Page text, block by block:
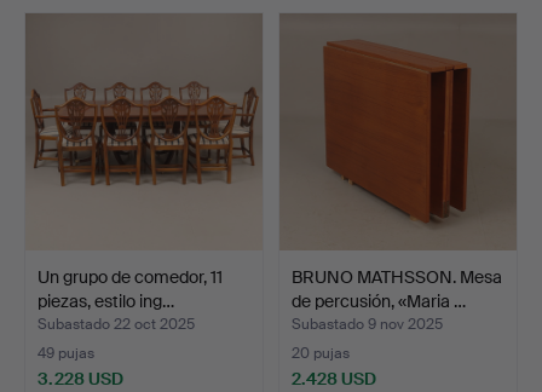
Norrköping
Un grupo de comedor, 11
piezas, estilo ing…
Subastado 22 oct 2025
49 pujas
3.228 USD
BRUNO MATHSSON. Mesa
de percusión, «Maria …
Subastado 9 nov 2025
20 pujas
2.428 USD